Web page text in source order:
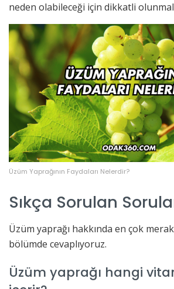
neden olabileceği için dikkatli
Üzüm Yaprağının Faydaları Nelerdir?
Sıkça Sorulan
Üzüm yaprağı hakkında en çok
bölümde cevaplıyoruz.
Üzüm yaprağı hangi